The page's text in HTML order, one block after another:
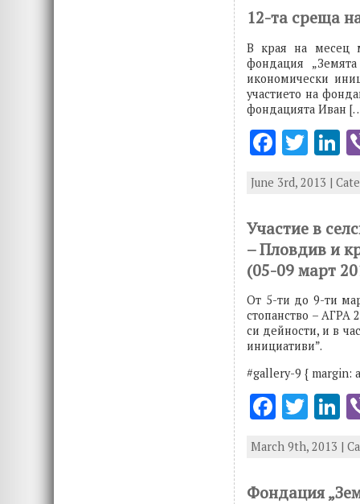
o
o
k
r
n
12-та среща
В края на месец
фондация
икономически
участието на
фондацията Иван
F
ac
e
b
o
o
k
T
it
te
r
k
e
n
June 3rd, 2013 |
Участие в
– Пловдив и
(05-09 март
От 5-ти до 9-ти
стопанство – АГРА
си дейности, и в
инициативи”.
#gallery-9 { margin:
F
ac
e
b
T
it
te
k
e
March 9th, 2013 |
Фондация